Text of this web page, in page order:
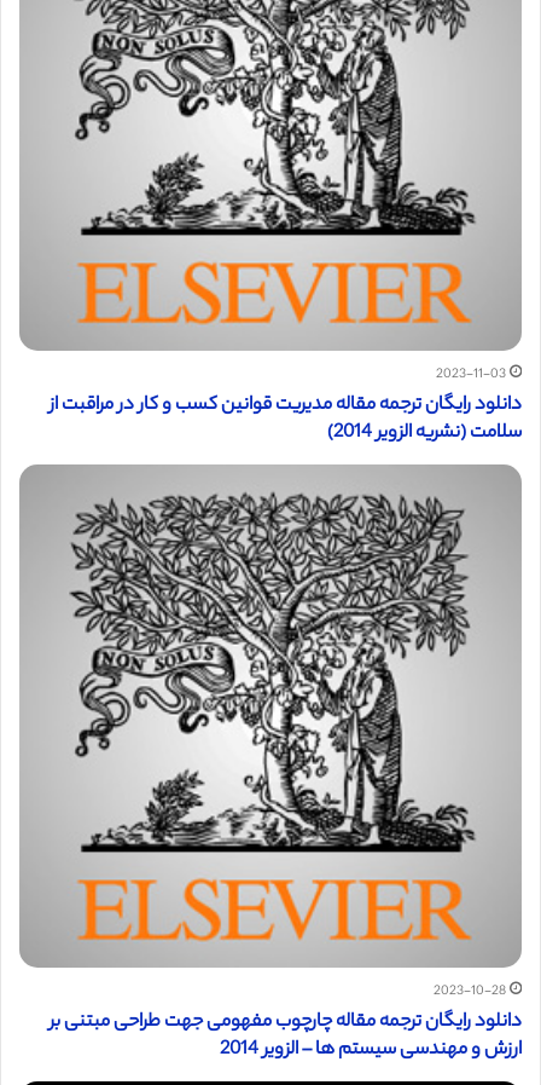
2023-11-03
دانلود رایگان ترجمه مقاله مدیریت قوانین کسب و کار در مراقبت از
سلامت (نشریه الزویر 2014)
2023-10-28
دانلود رایگان ترجمه مقاله چارچوب مفهومی جهت طراحی مبتنی بر
ارزش و مهندسی سیستم ها – الزویر 2014